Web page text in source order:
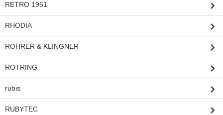
RETRO 1951
RHODIA
ROHRER & KLINGNER
ROTRING
rubis
RUBYTEC